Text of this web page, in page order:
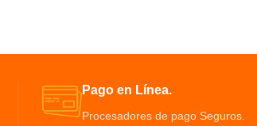
Base de Poliuretano, Acabado que es
ideal para que no se mueva el utensilio
donde se servirá.
Pago en Línea.
Procesadores de pago Seguros.